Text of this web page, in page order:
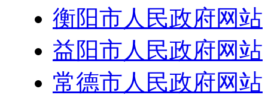
衡阳市人民政府网站
益阳市人民政府网站
常德市人民政府网站